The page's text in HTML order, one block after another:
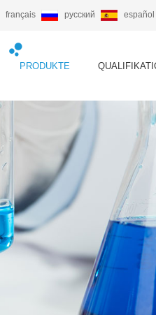
français русский español
PRODUKTE